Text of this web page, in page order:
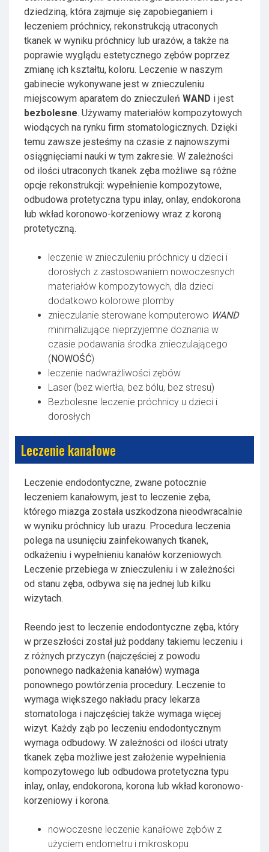
dziedziną, która zajmuje się zapobieganiem i
leczeniem próchnicy, rekonstrukcją utraconych
tkanek w wyniku próchnicy lub urazów, a także na
poprawie wyglądu estetycznego zębów poprzez
zmianę ich kształtu, koloru. Leczenie w naszym
gabinecie wykonywane jest w znieczuleniu
miejscowym aparatem do znieczuleń WAND i jest
bezbolesne. Używamy materiałów kompozytowych
wiodących na rynku firm stomatologicznych. Dzięki
temu zawsze jesteśmy na czasie z najnowszymi
osiągnięciami nauki w tym zakresie. W zależności
od ilości utraconych tkanek zęba możliwe są różne
opcje rekonstrukcji: wypełnienie kompozytowe,
odbudowa protetyczna typu inlay, onlay, endokorona
lub wkład koronowo-korzeniowy wraz z koroną
protetyczną.
leczenie w znieczuleniu próchnicy u dzieci i
dorosłych z zastosowaniem nowoczesnych
materiałów kompozytowych, dla dzieci
dodatkowo kolorowe plomby
znieczulanie sterowane komputerowo WAND
minimalizujące nieprzyjemne doznania w
czasie podawania środka znieczulającego
( NOWOŚĆ)
leczenie nadwrażliwości zębów
Laser (bez wiertła, bez bólu, bez stresu)
Bezbolesne leczenie próchnicy u dzieci i
dorosłych
Leczenie kanałowe
Leczenie endodontyczne, zwane potocznie
leczeniem kanałowym, jest to leczenie zęba,
którego miazga została uszkodzona nieodwracalnie
w wyniku próchnicy lub urazu. Procedura leczenia
polega na usunięciu zainfekowanych tkanek,
odkażeniu i wypełnieniu kanałów korzeniowych.
Leczenie przebiega w znieczuleniu i w zależności
od stanu zęba, odbywa się na jednej lub kilku
wizytach.
Reendo jest to leczenie endodontyczne zęba, który
w przeszłości został już poddany takiemu leczeniu i
z różnych przyczyn (najczęściej z powodu
ponownego nadkażenia kanałów) wymaga
ponownego powtórzenia procedury. Leczenie to
wymaga większego nakładu pracy lekarza
stomatologa i najczęściej także wymaga więcej
wizyt. Każdy ząb po leczeniu endodontycznym
wymaga odbudowy. W zależności od ilości utraty
tkanek zęba możliwe jest założenie wypełnienia
kompozytowego lub odbudowa protetyczna typu
inlay, onlay, endokorona, korona lub wkład koronowo-
korzeniowy i korona.
nowoczesne leczenie kanałowe zębów z
użyciem endometru i mikroskopu